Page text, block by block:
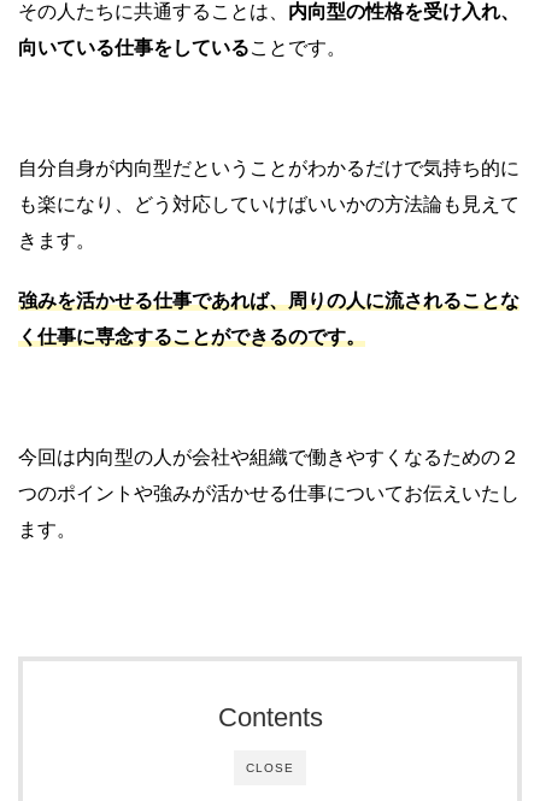
その人たちに共通することは、 内向型の性格を受け入れ、
向いている仕事をしていることです。
自分自身が内向型だということがわかるだけで気持ち的に
も楽になり、どう対応していけばいいかの方法論も見えて
きます。
強みを活かせる仕事であれば、周りの人に流されることな
く仕事に専念することができるのです。
今回は内向型の人が会社や組織で働きやすくなるための２
つのポイントや強みが活かせる仕事についてお伝えいたし
ます。
CLOSE
Contents